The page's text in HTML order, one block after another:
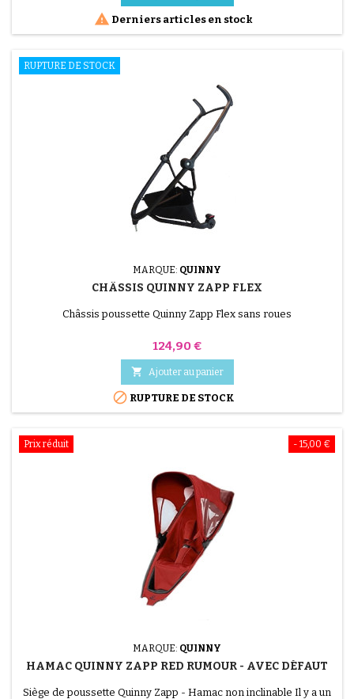
 Derniers articles en stock
RUPTURE DE STOCK
MARQUE: QUINNY
CHÂSSIS QUINNY ZAPP FLEX
Châssis poussette Quinny Zapp Flex sans roues
Prix
124,90 €
 Ajouter au panier
 RUPTURE DE STOCK
- 15,00 €
Prix réduit
MARQUE: QUINNY
HAMAC QUINNY ZAPP RED RUMOUR - AVEC DÉFAUT
Siège de poussette Quinny Zapp - Hamac non inclinable Il y a un